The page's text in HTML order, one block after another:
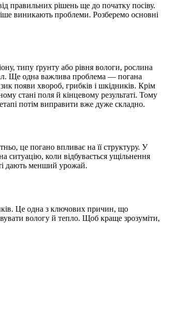
правильних рішень ще до початку посіву.
виникають проблеми. Розберемо основні
типу ґрунту або рівня вологи, рослина
Ще одна важлива проблема — погана
появи хвороб, грибків і шкідників. Крім
стані поля й кінцевому результаті. Тому
потім виправити вже дуже складно.
це погано впливає на її структуру. У
ситуацію, коли відбувається ущільнення
дають менший урожай.
Це одна з ключових причин, що
вологу й тепло. Щоб краще зрозуміти,